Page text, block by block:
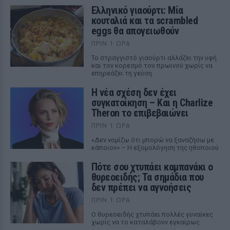
Ελληνικό γιαούρτι: Μία
κουταλιά και τα scrambled
eggs θα απογειωθούν
ΠΡΙΝ 1 ΏΡΑ
Το στραγγιστό γιαούρτι αλλάζει την υφή
και τον κορεσμό του πρωινού χωρίς να
επηρεάζει τη γεύση.
Η νέα σχέση δεν έχει
συγκατοίκηση – Και η Charlize
Theron το επιβεβαιώνει
ΠΡΙΝ 1 ΏΡΑ
«Δεν νομίζω ότι μπορώ να ξαναζήσω με
κάποιον» – Η εξομολόγηση της ηθοποιού
Πότε σου χτυπάει καμπανάκι ο
θυρεοειδής; Τα σημάδια που
δεν πρέπει να αγνοήσεις
ΠΡΙΝ 1 ΏΡΑ
Ο θυρεοειδής χτυπάει πολλές γυναίκες
χωρίς να το καταλάβουν εγκαίρως